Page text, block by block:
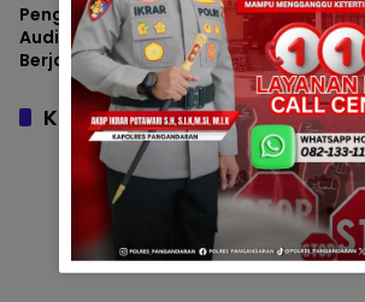
Pengawalan Massa
Audiensi ke BBWS Citanduy
Berjalan Aman, Polsek
Padaherang Pastikan
Kegiatan Berlangsung
Kondusif
Polsek
Cepat
Hutan di
Komentar